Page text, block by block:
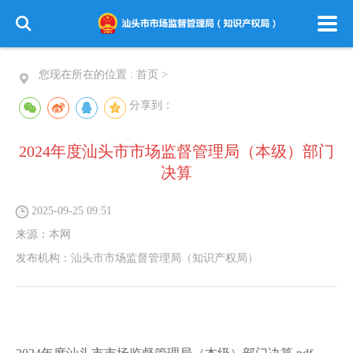
您现在所在的位置 : 首页 >
分享到：
2024年度汕头市市场监督管理局（本级）部门
决算
2025-09-25 09:51
来源： 本网
发布机构： 汕头市市场监督管理局（知识产权局）